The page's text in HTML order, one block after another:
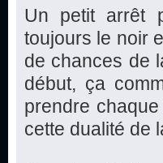
Un petit arrêt
toujours le noir
de chances de
début, ça
prendre
cette dualité de